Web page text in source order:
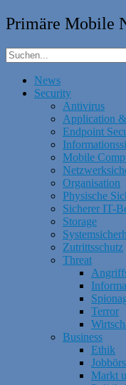
Primäre Mobile
News
Security
Antivirus
Application
Endpoint
Mobile
Organisation
Physische
Sicherer IT-
Storage
Zutrittsschutz
Threat
Terror
Business
Ethik
Markt